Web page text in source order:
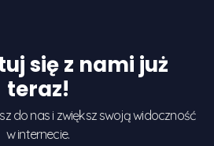
się z nami już
teraz!
do nas i zwiększ swoją widoczność
w internecie.